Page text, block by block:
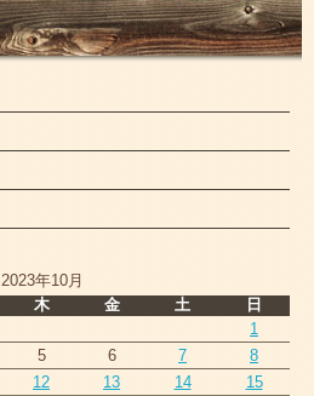
2023年10月
木 金 土
日
1
5 6 7
8
12 13 14
15